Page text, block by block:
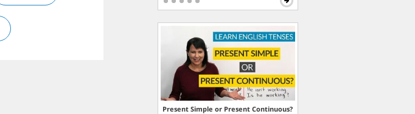
Present Simple or Present Continuous?